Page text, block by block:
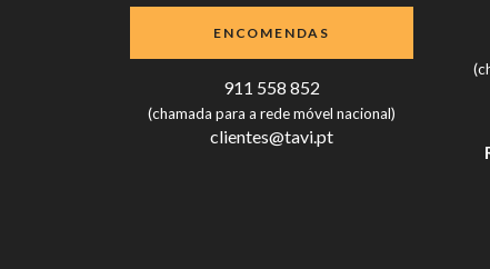
ENCOMENDAS
911 558 852
(chamada para a rede móvel nacional)
clientes@tavi.pt